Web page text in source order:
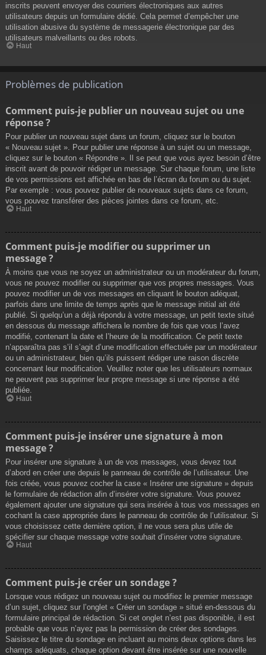
inscrits peuvent envoyer des courriers électroniques aux autres
utilisateurs depuis un formulaire dédié. Cela permet d’empêcher une
utilisation abusive du système de messagerie électronique par des
utilisateurs malveillants ou des robots.
Haut
Problèmes de publication
Comment puis-je publier un nouveau sujet ou une
réponse ?
Pour publier un nouveau sujet dans un forum, cliquez sur le bouton
« Nouveau sujet ». Pour publier une réponse à un sujet ou un message,
cliquez sur le bouton « Répondre ». Il se peut que vous ayez besoin d’être
inscrit avant de pouvoir rédiger un message. Sur chaque forum, une liste
de vos permissions est affichée en bas de l’écran du forum ou du sujet.
Par exemple : vous pouvez publier de nouveaux sujets dans ce forum,
vous pouvez transférer des pièces jointes dans ce forum, etc.
Haut
Comment puis-je modifier ou supprimer un
message ?
À moins que vous ne soyez un administrateur ou un modérateur du forum,
vous ne pouvez modifier ou supprimer que vos propres messages. Vous
pouvez modifier un de vos messages en cliquant le bouton adéquat,
parfois dans une limite de temps après que le message initial ait été
publié. Si quelqu’un a déjà répondu à votre message, un petit texte situé
en dessous du message affichera le nombre de fois que vous l’avez
modifié, contenant la date et l’heure de la modification. Ce petit texte
n’apparaîtra pas s’il s’agit d’une modification effectuée par un modérateur
ou un administrateur, bien qu’ils puissent rédiger une raison discrète
concernant leur modification. Veuillez noter que les utilisateurs normaux
ne peuvent pas supprimer leur propre message si une réponse a été
publiée.
Haut
Comment puis-je insérer une signature à mon
message ?
Pour insérer une signature à un de vos messages, vous devez tout
d’abord en créer une depuis le panneau de contrôle de l’utilisateur. Une
fois créée, vous pouvez cocher la case « Insérer une signature » depuis
le formulaire de rédaction afin d’insérer votre signature. Vous pouvez
également ajouter une signature qui sera insérée à tous vos messages en
cochant la case appropriée dans le panneau de contrôle de l’utilisateur. Si
vous choisissez cette dernière option, il ne vous sera plus utile de
spécifier sur chaque message votre souhait d’insérer votre signature.
Haut
Comment puis-je créer un sondage ?
Lorsque vous rédigez un nouveau sujet ou modifiez le premier message
d’un sujet, cliquez sur l’onglet « Créer un sondage » situé en-dessous du
formulaire principal de rédaction. Si cet onglet n’est pas disponible, il est
probable que vous n’ayez pas la permission de créer des sondages.
Saisissez le titre du sondage en incluant au moins deux options dans les
champs adéquats, chaque option devant être insérée sur une nouvelle